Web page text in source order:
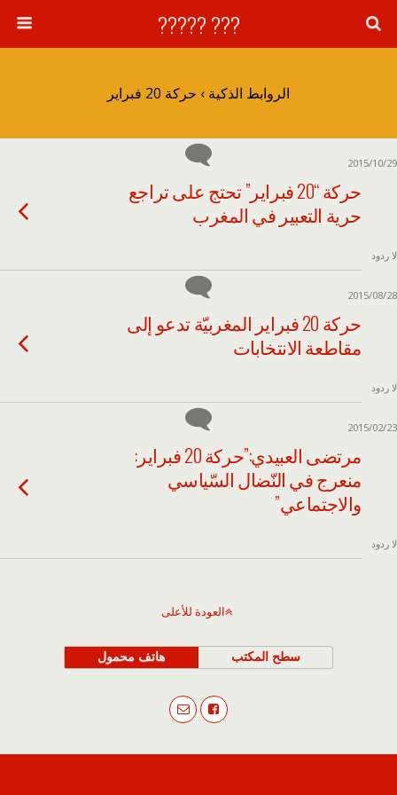
??? ?????
الروابط الذكية › حركة 20 فبراير
2015/10/29
حركة “20 فبراير” تحتج على تراجع
حرية التعبير في المغرب
لا ردود
2015/08/28
حركة 20 فبراير المغربيّة تدعو إلى
مقاطعة الانتخابات
لا ردود
2015/02/23
مرتضى العبيدي:”حركة 20 فبراير:
منعرج في النّضال السّياسي
والاجتماعي”
لا ردود
العودة للأعلى
هاتف محمول سطح المكتب